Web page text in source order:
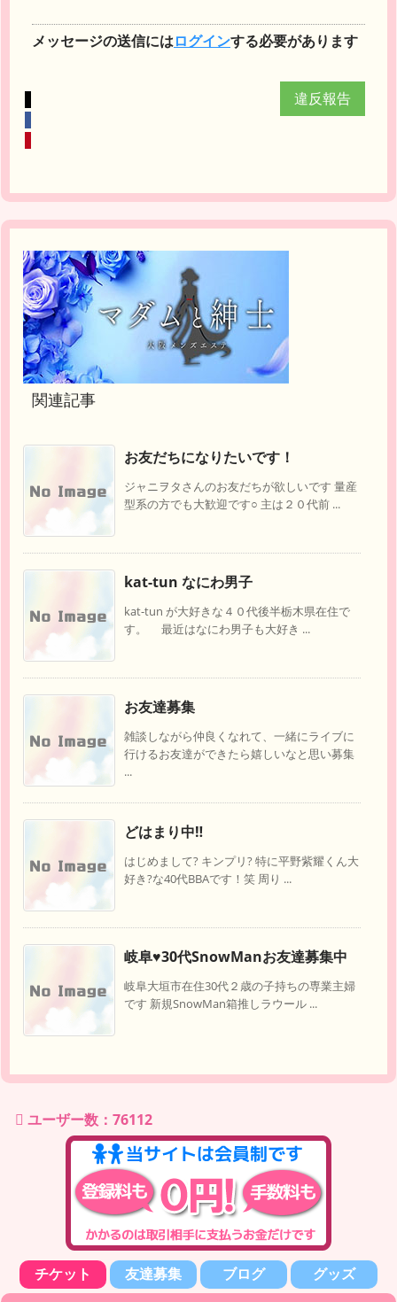
メッセージの送信にはログインする必要があります
違反報告
関連記事
お友だちになりたいです！
ジャニヲタさんのお友だちが欲しいです 量産
型系の方でも大歓迎です○ 主は２０代前 ...
kat-tun なにわ男子
kat-tun が大好きな４０代後半栃木県在住で
す。 最近はなにわ男子も大好き ...
お友達募集
雑談しながら仲良くなれて、一緒にライブに
行けるお友達ができたら嬉しいなと思い募集
...
どはまり中‼︎
はじめまして? キンプリ? 特に平野紫耀くん大
好き?な40代BBAです！笑 周り ...
岐阜♥️30代SnowManお友達募集中
岐阜大垣市在住30代２歳の子持ちの専業主婦
です 新規SnowMan箱推しラウール ...
ユーザー数：76112
チケット 友達募集 ブログ グッズ